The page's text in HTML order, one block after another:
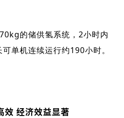
的储供氢系统，2小时内
单机连续运行约190小时。
效 经济效益显著